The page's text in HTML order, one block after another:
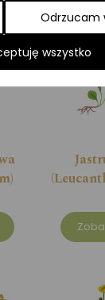
Odrzucam
wszystko